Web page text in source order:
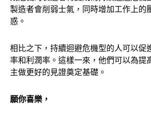
製造者會削弱士氣，同時增加工作上的
惑。
相比之下，持續迴避危機型的人可以促
率和利潤率。這樣一來，他們可以為提
主做更好的見證奠定基礎。
願你喜樂，